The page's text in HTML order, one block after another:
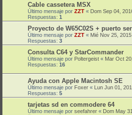
Cable cassetera MSX
Último mensaje por ZZT « Dom Sep 04,
Respuestas: 1
Proyecto de W65C02S + puerto
Último mensaje por ZZT « Mié Nov 25,
Respuestas: 3
Consulta C64 y StarCommander
Último mensaje por Poltergeist « Mar Oct
Respuestas: 16
Ayuda con Apple Macintosh SE
Último mensaje por Foxer « Lun Jun 01,
Respuestas: 5
tarjetas sd en commodere 64
Último mensaje por seefahrer « Dom May